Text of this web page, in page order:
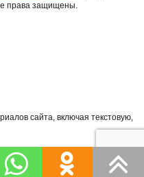
права защищены.
сайта, включая текстовую,